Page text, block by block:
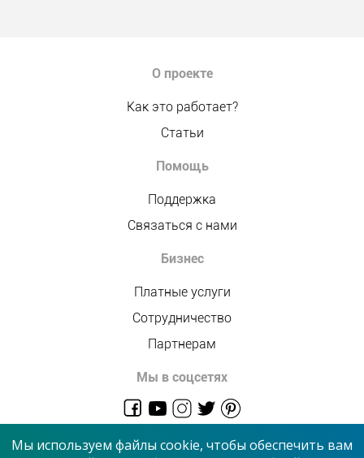
О проекте
Как это работает?
Статьи
Помощь
Поддержка
Связаться с нами
Бизнес
Платные услуги
Сотрудничество
Партнерам
Мы в соцсетях
Мы используем файлы cookie, чтобы обеспечить вам